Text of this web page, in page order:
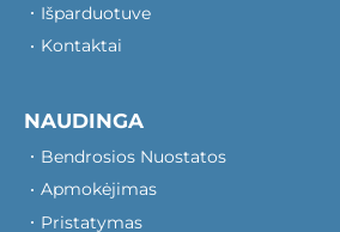
Išparduotuve
Kontaktai
NAUDINGA
Bendrosios Nuostatos
Apmokėjimas
Pristatymas